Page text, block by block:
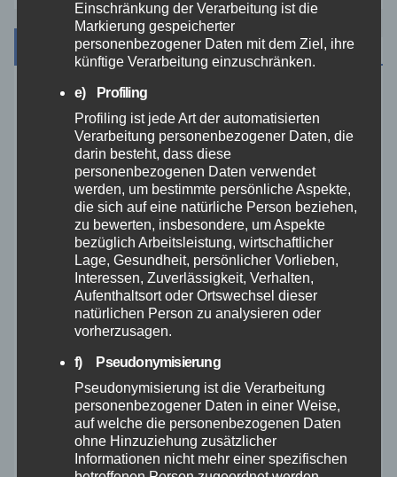
Kategorien
Aktuelles
Allgemein
Altenkirchen
Bundespolizei
Feuerwehr
Hilfsorganisationen
Mayen-Koblenz
Neuwied
Einschränkung der Verarbeitung ist die
Markierung gespeicherter
personenbezogener Daten mit dem Ziel, ihre
künftige Verarbeitung einzuschränken.
e) Profiling
Profiling ist jede Art der automatisierten
Verarbeitung personenbezogener Daten, die
darin besteht, dass diese
personenbezogenen Daten verwendet
werden, um bestimmte persönliche Aspekte,
die sich auf eine natürliche Person beziehen,
zu bewerten, insbesondere, um Aspekte
bezüglich Arbeitsleistung, wirtschaftlicher
Lage, Gesundheit, persönlicher Vorlieben,
Interessen, Zuverlässigkeit, Verhalten,
Aufenthaltsort oder Ortswechsel dieser
natürlichen Person zu analysieren oder
vorherzusagen.
f) Pseudonymisierung
Pseudonymisierung ist die Verarbeitung
personenbezogener Daten in einer Weise,
auf welche die personenbezogenen Daten
ohne Hinzuziehung zusätzlicher
Informationen nicht mehr einer spezifischen